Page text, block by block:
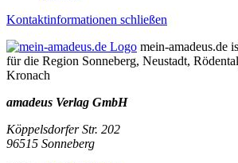
Kontaktinformationen schließen
mein-amadeus.de
für die Region Sonneberg, Neustadt,
Kronach
amadeus Verlag GmbH
Köppelsdorfer Str. 202
96515 Sonneberg